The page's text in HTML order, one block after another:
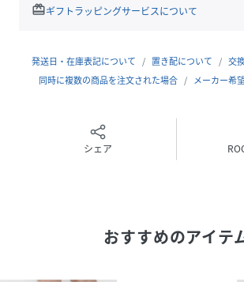
原産国 中国製
redeemギフトラッピングサービスについて
発送日・在庫表記について 置き配について
交
同時に複数の商品を注文された場合
メーカー希
シェア
おすすめのアイテ